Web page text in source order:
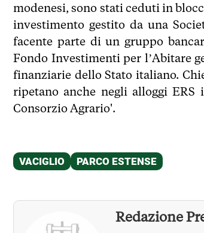
modenesi, sono stati ceduti in
investimento gestito da una
facente parte di un gruppo
Fondo Investimenti per l’Abitare
finanziarie dello Stato italiano.
ripetano anche negli alloggi
Consorzio Agrario'.
Redazione